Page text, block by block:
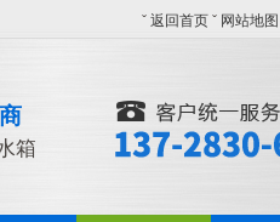
ˇ 返回首页 ˇ 网站地图
箱